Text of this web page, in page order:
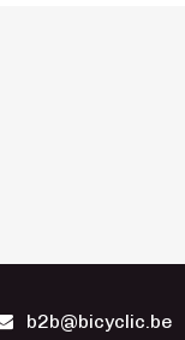
b2b@bicyclic.be